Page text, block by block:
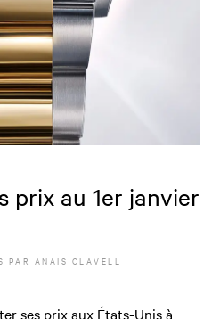
prix au 1er janvier
PAR ANAÏS CLAVELL
ses prix aux États-Unis à